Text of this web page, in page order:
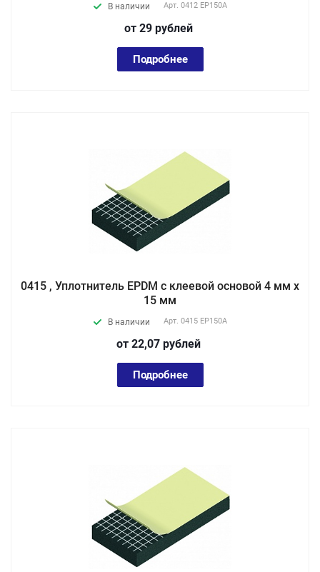
В наличии Арт. 0412 EP150А
от 29 рублей
Подробнее
0415 , Уплотнитель EPDM с клеевой основой 4 мм х
15 мм
В наличии Арт. 0415 EP150А
от 22,07 рублей
Подробнее